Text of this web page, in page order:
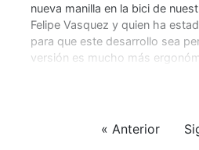
nueva manilla en la bici de
Felipe Vasquez y quien ha
para que este desarrollo sea
versión es mucho más
« Anterior